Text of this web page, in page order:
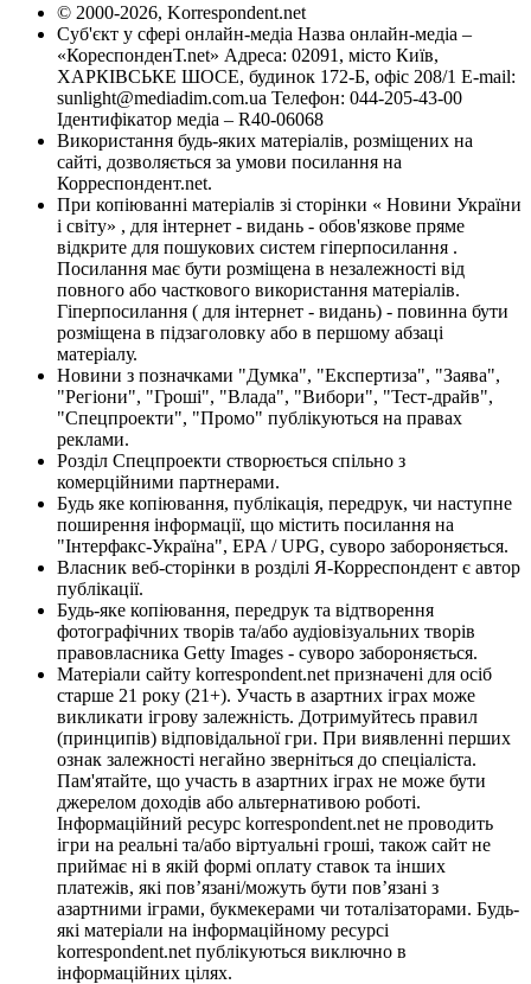
© 2000-2026, Korrespondent.net
Суб'єкт у сфері онлайн-медіа Назва онлайн-медіа –
«КореспонденТ.net» Адреса: 02091, місто Київ,
ХАРКІВСЬКЕ ШОСЕ, будинок 172-Б, офіс 208/1 E-mail:
sunlight@mediadim.com.ua Телефон: 044-205-43-00
Ідентифікатор медіа – R40-06068
Використання будь-яких матеріалів, розміщених на
сайті, дозволяється за умови посилання на
Корреспондент.net.
При копіюванні матеріалів зі сторінки « Новини України
і світу» , для інтернет - видань - обов'язкове пряме
відкрите для пошукових систем гіперпосилання .
Посилання має бути розміщена в незалежності від
повного або часткового використання матеріалів.
Гіперпосилання ( для інтернет - видань) - повинна бути
розміщена в підзаголовку або в першому абзаці
матеріалу.
Новини з позначками "Думка", "Експертиза", "Заява",
"Регіони", "Гроші", "Влада", "Вибори", "Тест-драйв",
"Спецпроекти", "Промо" публікуються на правах
реклами.
Розділ Спецпроекти створюється спільно з
комерційними партнерами.
Будь яке копіювання, публікація, передрук, чи наступне
поширення інформації, що містить посилання на
"Інтерфакс-Україна", EPA / UPG, суворо забороняється.
Власник веб-сторінки в розділі Я-Корреспондент є автор
публікації.
Будь-яке копіювання, передрук та відтворення
фотографічних творів та/або аудіовізуальних творів
правовласника Getty Images - суворо забороняється.
Матеріали сайту korrespondent.net призначені для осіб
старше 21 року (21+). Участь в азартних іграх може
викликати ігрову залежність. Дотримуйтесь правил
(принципів) відповідальної гри. При виявленні перших
ознак залежності негайно зверніться до спеціаліста.
Пам'ятайте, що участь в азартних іграх не може бути
джерелом доходів або альтернативою роботі.
Інформаційний ресурс korrespondent.net не проводить
ігри на реальні та/або віртуальні гроші, також сайт не
приймає ні в якій формі оплату ставок та інших
платежів, які пов’язані/можуть бути пов’язані з
азартними іграми, букмекерами чи тоталізаторами. Будь-
які матеріали на інформаційному ресурсі
korrespondent.net публікуються виключно в
інформаційних цілях.